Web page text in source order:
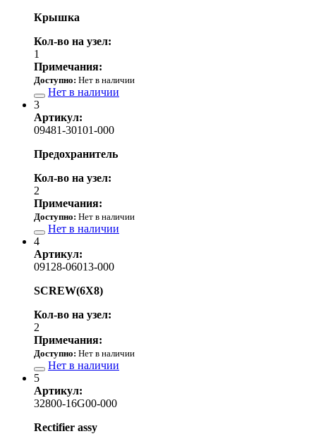
Крышка
Кол-во на узел:
1
Примечания:
Доступно: Нет в наличии
Нет в наличии
3
Артикул:
09481-30101-000
Предохранитель
Кол-во на узел:
2
Примечания:
Доступно: Нет в наличии
Нет в наличии
4
Артикул:
09128-06013-000
SCREW(6X8)
Кол-во на узел:
2
Примечания:
Доступно: Нет в наличии
Нет в наличии
5
Артикул:
32800-16G00-000
Rectifier assy